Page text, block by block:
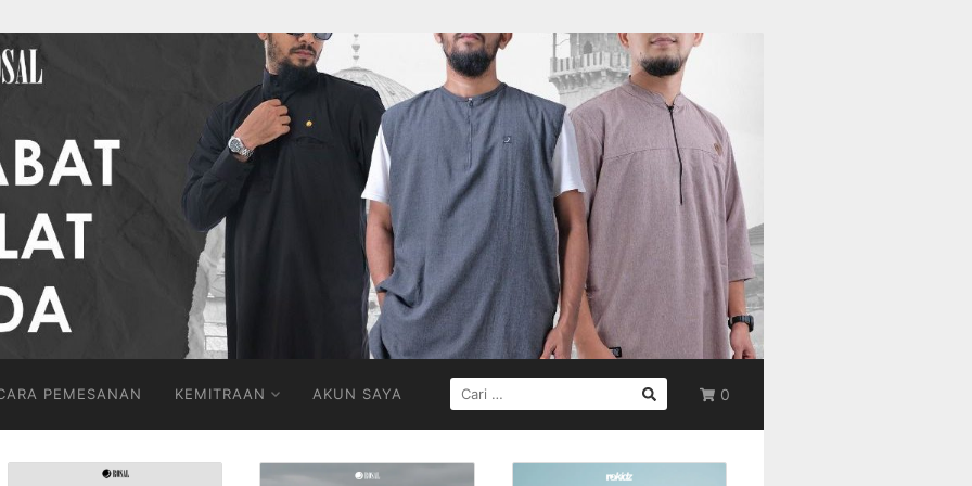
0
PEMESANAN KEMITRAAN AKUN SAYA
CARI
UNTUK: